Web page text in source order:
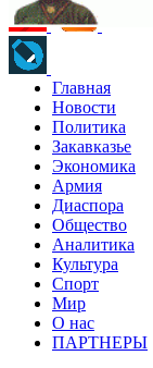
Главная
Новости
Политика
Закавказье
Экономика
Армия
Диаспора
Общество
Аналитика
Культура
Спорт
Мир
О нас
ПАРТНЕРЫ